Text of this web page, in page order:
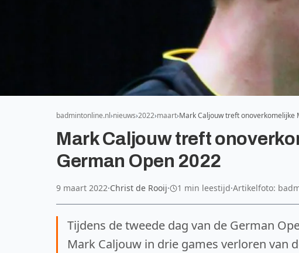
badmintonline.nl nieuws 2022 maart Mark Caljouw treft onoverkomelijke
Mark Caljouw treft
German Open 2022
9 maart 2022·Christ de Rooij· 1 min leestijd·Artikelfoto:
Tijdens de tweede dag van de German
Mark Caljouw in drie games verloren van